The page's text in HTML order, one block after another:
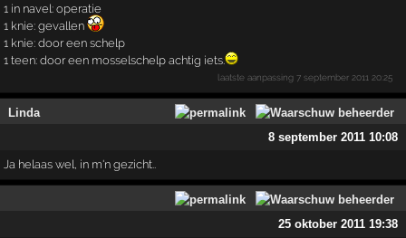
1 in navel: operatie
1 knie: gevallen
1 knie: door een schelp
1 teen: door een mosselschelp achtig iets.
laatste aanpassing7 september 2011 20:25
Linda
8 september 2011 10:08
Ja helaas wel, in m'n gezicht..
25 oktober 2011 19:38